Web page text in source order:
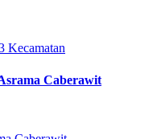
Caberawit